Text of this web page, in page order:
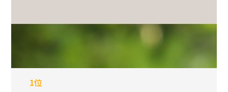
1位